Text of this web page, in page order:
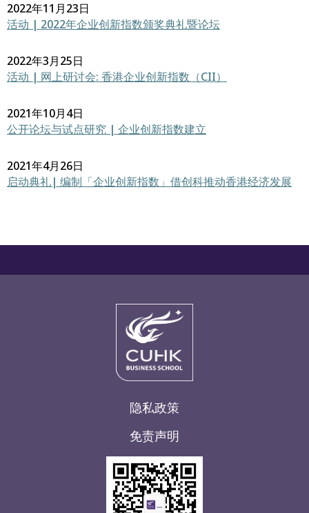
2022年11月23日
活动 | 2022年企业创新指数颁奖典礼暨论坛
2022年3月25日
活动 | 网上研讨会: 香港企业创新指数（CII）
2021年10月4日
公开论坛与试点研究 | 企业创新指数建立
2021年4月26日
启动典礼| 编制「企业创新指数」借创科推动香港经济发展
隐私政策
免责声明